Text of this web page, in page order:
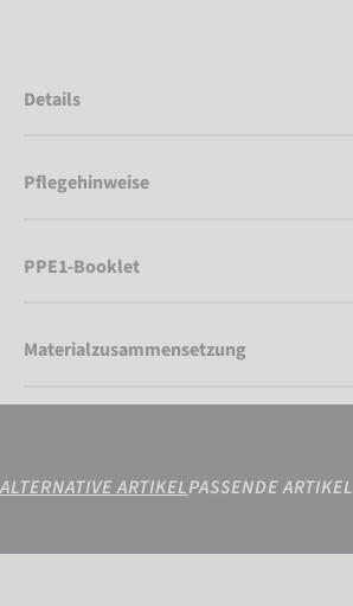
Details
Pflegehinweise
PPE1-Booklet
Materialzusammensetzung
ALTERNATIVE ARTIKELPASSENDE ARTIKEL